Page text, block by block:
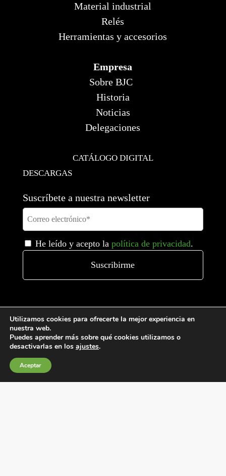
Material industrial
Relés
Herramientas y accesorios
Empresa
Sobre BJC
Historia
Noticias
Delegaciones
CATÁLOGO DIGITAL
DESCARGAS
Suscríbete a nuestra newsletter
He leído y acepto la política de privacidad.
Utilizamos cookies para ofrecerte la mejor experiencia en
nuestra web.
Puedes aprender más sobre qué cookies utilizamos o
desactivarlas en los ajustes.
Aceptar